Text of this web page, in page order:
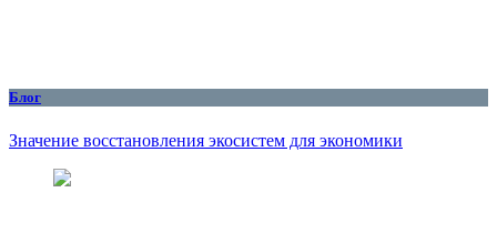
Блог
Значение восстановления экосистем для экономики